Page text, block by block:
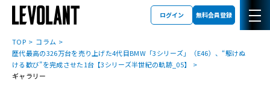
ログイン 無料会員登録
TOP
コラム
歴代最高の326万台を売り上げた4代目BMW「3シリーズ」（E46）、“駆けぬ
ける歓び”を完成させた1台【3シリーズ半世紀の軌跡_05】
ギャラリー